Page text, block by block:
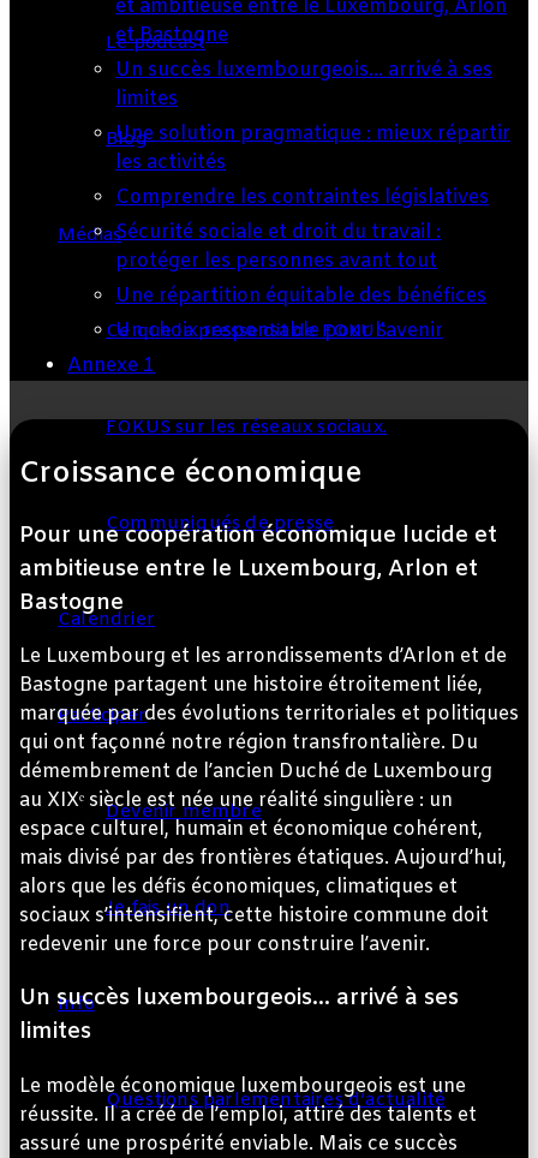
Le podcast
Blog
Médias
Ce que la presse dit de FOKUS.
FOKUS sur les réseaux sociaux.
Communiqués de presse
Calendrier
Participer
Devenir membre
Je fais un don
Info
Questions parlementaires d’actualité
et ambitieuse entre le Luxembourg, Arlon
et Bastogne
Un succès luxembourgeois… arrivé à ses
limites
Une solution pragmatique : mieux répartir
les activités
Comprendre les contraintes législatives
Sécurité sociale et droit du travail :
protéger les personnes avant tout
Une répartition équitable des bénéfices
Un choix responsable pour l'avenir
Annexe 1
Croissance économique
Pour une coopération économique lucide et
ambitieuse entre le Luxembourg, Arlon et
Bastogne
Le Luxembourg et les arrondissements d’Arlon et de
Bastogne partagent une histoire étroitement liée,
marquée par des évolutions territoriales et politiques
qui ont façonné notre région transfrontalière. Du
démembrement de l’ancien Duché de Luxembourg
au XIXᵉ siècle est née une réalité singulière : un
espace culturel, humain et économique cohérent,
mais divisé par des frontières étatiques. Aujourd’hui,
alors que les défis économiques, climatiques et
sociaux s’intensifient, cette histoire commune doit
redevenir une force pour construire l’avenir.
Un succès luxembourgeois… arrivé à ses
limites
Le modèle économique luxembourgeois est une
réussite. Il a créé de l’emploi, attiré des talents et
assuré une prospérité enviable. Mais ce succès